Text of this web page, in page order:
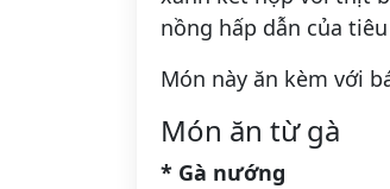
nồng hấp dẫn của
Món này ăn kèm với
Món ăn từ gà
* Gà nướng